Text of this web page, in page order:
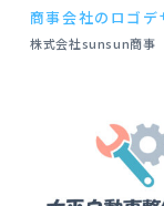
商事会社のロゴデ
株式会社sunsun商事